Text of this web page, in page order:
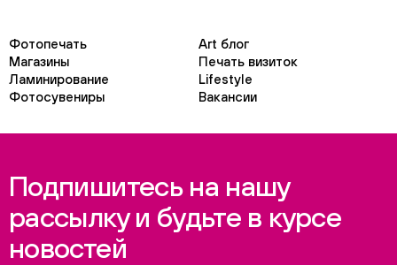
Фотопечать
Art блог
Магазины
Печать визиток
Ламинирование
Lifestyle
Фотосувениры
Вакансии
Подпишитесь на нашу
рассылку и будьте в курсе
новостей